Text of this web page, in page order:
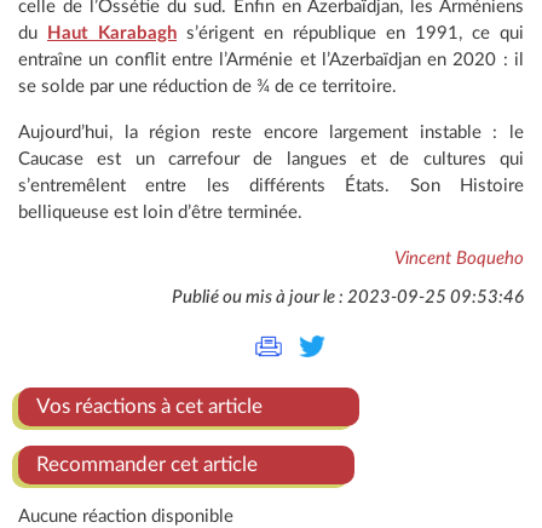
celle de l’Ossétie du sud. Enfin en Azerbaïdjan, les Arméniens
du
Haut Karabagh s’érigent en république en 1991, ce qui
entraîne un conflit entre l’Arménie et l’Azerbaïdjan en 2020 : il
se solde par une réduction de ¾ de ce territoire.
Aujourd’hui, la région reste encore largement instable : le
Caucase est un carrefour de langues et de cultures qui
s’entremêlent entre les différents États. Son Histoire
belliqueuse est loin d’être terminée.
Vincent Boqueho
Publié ou mis à jour le : 2023-09-25 09:53:46
Vos réactions à cet article
Recommander cet article
Aucune réaction disponible